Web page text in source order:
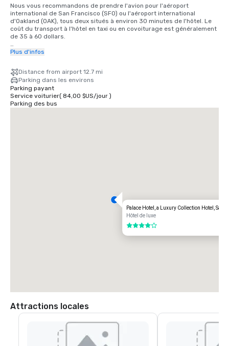
Nous vous recommandons de prendre l'avion pour l'aéroport
international de San Francisco (SFO) ou l'aéroport international
d'Oakland (OAK), tous deux situés à environ 30 minutes de l'hôtel. Le
coût du transport à l'hôtel en taxi ou en covoiturage est généralement
de 35 à 60 dollars.
Pour les clients qui souhaitent prendre le train, le train Bay Area Rapid
vous suffit de monter à bord de n'importe quel train à destination de
San Francisco à la gare BART située dans le terminal international.
Descendez du train à la gare de Montgomery Street. Le Palace Hotel
est situé à l'angle de Market Street et de New Montgomery Street,
juste en face de la gare. Le coût total est de 8,65$. Le temps de trajet
est d'environ 45 minutes.
Plus d'infos
Distance from airport 12.7 mi
Parking dans les environs
Parking payant
Service voiturier( 84,00 $US/jour)
Parking des bus
Palace Hotel, a Luxury Collection Hotel, San
Hôtel de luxe
4 sur 5
Attractions locales